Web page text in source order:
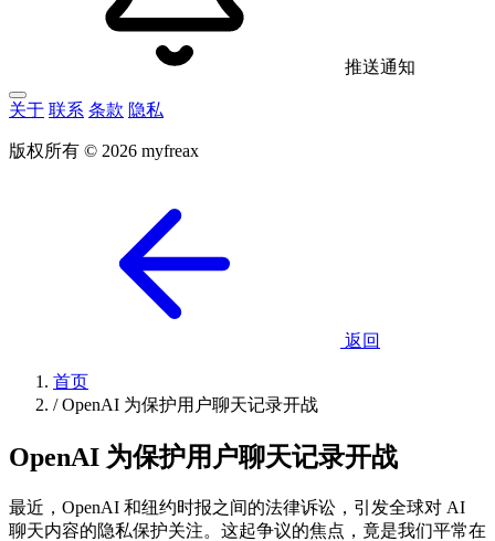
推送通知
关于 联系 条款 隐私
版权所有 © 2026 myfreax
返回
首页
/ OpenAI 为保护用户聊天记录开战
OpenAI 为保护用户聊天记录开战
最近，OpenAI 和纽约时报之间的法律诉讼，引发全球对 AI
聊天内容的隐私保护关注。这起争议的焦点，竟是我们平常在